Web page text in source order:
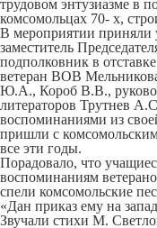
трудовом энтузиазме в
комсомольцах 70- х,
В мероприятии приняли
заместитель
подполковник в
ветеран ВОВ
Ю.А., Короб В.В.,
литераторов Трутнев
воспоминаниями из
пришли с
все эти годы.
Порадовало, что
воспоминаниям
спели комсомольские
«Дан приказ ему на
Звучали стихи М.